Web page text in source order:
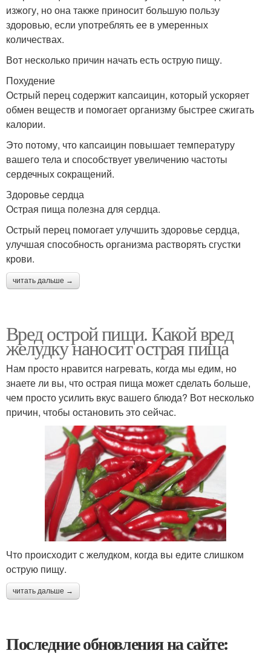
изжогу, но она также приносит большую пользу
здоровью, если употреблять ее в умеренных
количествах.
Вот несколько причин начать есть острую пищу.
Похудение
Острый перец содержит капсаицин, который ускоряет
обмен веществ и помогает организму быстрее сжигать
калории.
Это потому, что капсаицин повышает температуру
вашего тела и способствует увеличению частоты
сердечных сокращений.
Здоровье сердца
Острая пища полезна для сердца.
Острый перец помогает улучшить здоровье сердца,
улучшая способность организма растворять сгустки
крови.
читать дальше →
Вред острой пищи. Какой вред
желудку наносит острая пища
Нам просто нравится нагревать, когда мы едим, но
знаете ли вы, что острая пища может сделать больше,
чем просто усилить вкус вашего блюда? Вот несколько
причин, чтобы остановить это сейчас.
Что происходит с желудком, когда вы едите слишком
острую пищу.
читать дальше →
Последние обновления на сайте: